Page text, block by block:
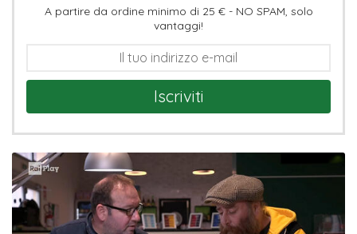
A partire da ordine minimo di 25 € - NO SPAM, solo
vantaggi!
Iscriviti